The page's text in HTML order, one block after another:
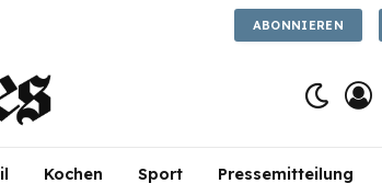
ABONNIEREN
Kochen Sport Pressemitteilung